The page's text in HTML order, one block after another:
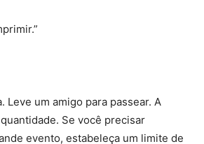
Leve um amigo para passear. A
Se você precisar
evento, estabeleça um limite de